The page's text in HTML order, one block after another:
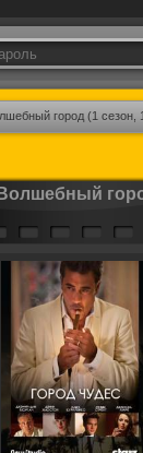
город (1 сезон,
Волшебный